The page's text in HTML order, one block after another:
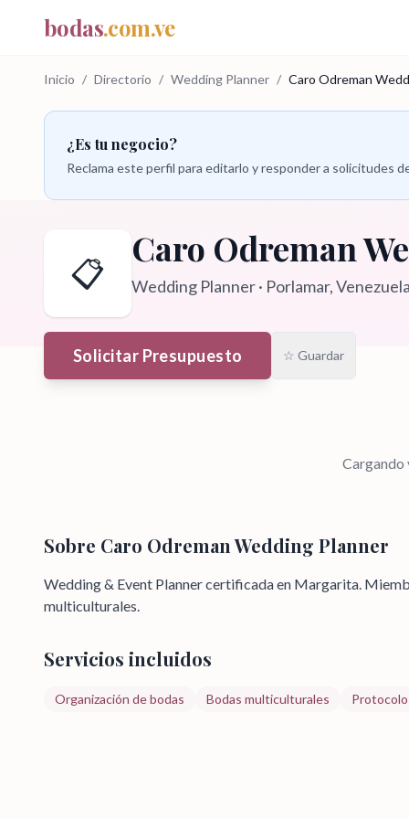
bodas.com.ve
Inicio / Directorio / Wedding Planner / Caro Odreman
¿Es tu negocio?
Reclama este perfil para editarlo y responder a solicitudes
📋
Caro Odreman
Wedding Planner· Porlamar,
Solicitar Presupuesto ☆ Guardar
Cargando
Sobre Caro Odreman Wedding Planner
Wedding & Event Planner certificada en Margarita.
multiculturales.
Servicios incluidos
Organización de bodas Bodas multiculturales Protocolo